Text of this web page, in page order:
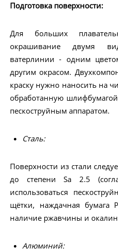
Подготовка поверхности:
Для больших
окрашивание двумя
ватерлинии - одним
другим окрасом.
краску нужно наносить на
обработанную
пескоструйным аппаратом.
Сталь:
Поверхности из стали
до степени Sa 2.5
использоваться
щётки, наждачная бумага
наличие ржавчины и
Алюминий: